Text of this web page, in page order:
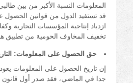
المعلومات النسبة الأكبر من بين
قد تستفيد الدول من قوانين
ازدياد إنتاجية المؤسسات التجارية
تخفيف المخاوف الحومية من تطبيق
حق الحصول على المعلومات:
إن تاريخ الحصول على المعلومات
جدا في الماضي، فقد صدر أول